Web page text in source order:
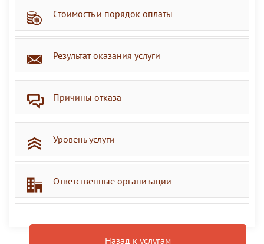
Стоимость и порядок оплаты
Результат оказания услуги
Причины отказа
Уровень услуги
Ответственные организации
Назад к услугам